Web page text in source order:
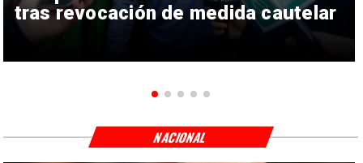
tras revocación de medida cautelar
NACIONAL